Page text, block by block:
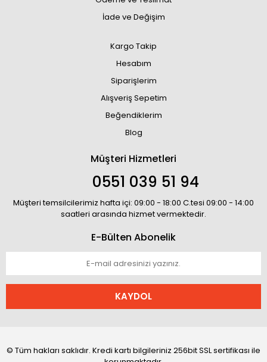
İade ve Değişim
Kargo Takip
Hesabım
Siparişlerim
Alışveriş Sepetim
Beğendiklerim
Blog
Müşteri Hizmetleri
0551 039 51 94
Müşteri temsilcilerimiz hafta içi: 09:00 - 18:00 C.tesi 09:00 - 14:00
saatleri arasında hizmet vermektedir.
E-Bülten Abonelik
KAYDOL
© Tüm hakları saklıdır. Kredi kartı bilgileriniz 256bit SSL sertifikası ile